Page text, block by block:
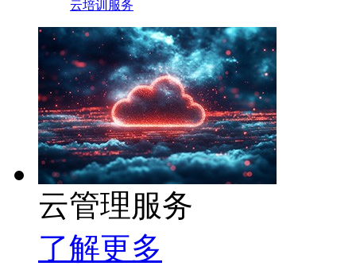
云培训服务
云管理服务
了解更多